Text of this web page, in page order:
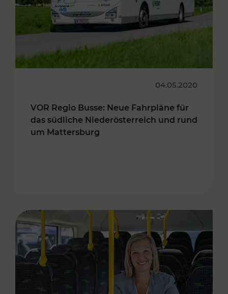
04.05.2020
VOR Regio Busse: Neue Fahrpläne für
das südliche Niederösterreich und rund
um Mattersburg